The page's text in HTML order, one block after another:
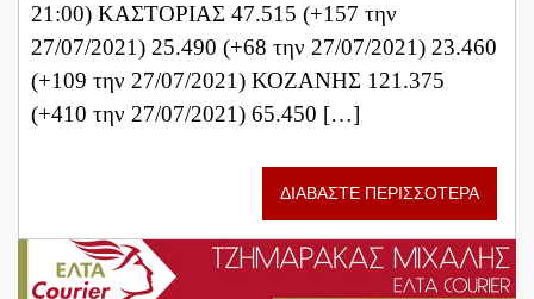
21:00) ΚΑΣΤΟΡΙΑΣ 47.515 (+157 την
27/07/2021) 25.490 (+68 την 27/07/2021) 23.460
(+109 την 27/07/2021) ΚΟΖΑΝΗΣ 121.375
(+410 την 27/07/2021) 65.450 […]
ΔΙΑΒΑΣΤΕ ΠΕΡΙΣΣΟΤΕΡΑ